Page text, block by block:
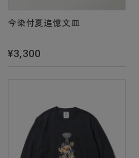
今染付夏追憶文皿
¥3,300